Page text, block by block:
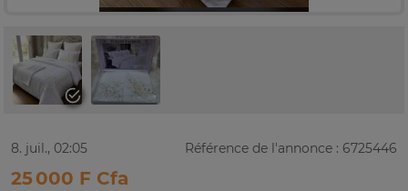
8. juil., 02:05 Référence de l'annonce : 6725446
25 000 F Cfa